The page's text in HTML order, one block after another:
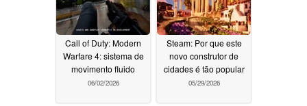
Call of Duty: Modern
Warfare 4: sistema de
movimento fluido
06/02/2026
Steam: Por que este
novo construtor de
cidades é tão popular
05/29/2026